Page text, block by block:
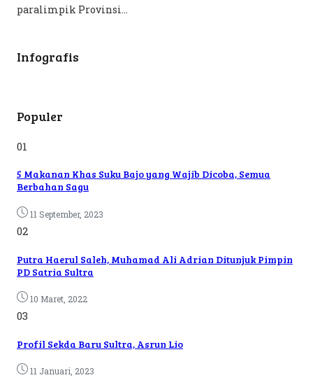
paralimpik Provinsi...
Infografis
Populer
01
5 Makanan Khas Suku Bajo yang Wajib Dicoba, Semua
Berbahan Sagu
11 September, 2023
02
Putra Haerul Saleh, Muhamad Ali Adrian Ditunjuk Pimpin
PD Satria Sultra
10 Maret, 2022
03
Profil Sekda Baru Sultra, Asrun Lio
11 Januari, 2023